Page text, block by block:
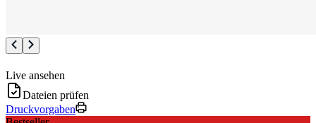
Live ansehen
Dateien prüfen
Druckvorgaben